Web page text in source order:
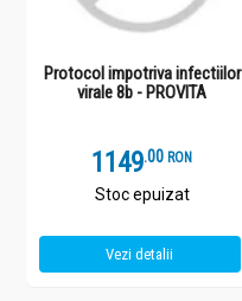
Protocol impotriva infectiilor
virale 8b - PROVITA
1149.0 RON
Stoc epuizat
Vezi detalii